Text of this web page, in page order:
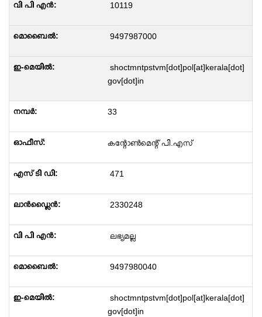
10119
9497987000
shoctmntpstvm[dot]pol[at]kerala[dot]
gov[dot]in
33
കന്റോൺമെന്റ് പി.എസ്
471
2330248
ലഭ്യമല്ല
9497980040
shoctmntpstvm[dot]pol[at]kerala[dot]
gov[dot]in